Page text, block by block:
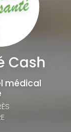
médical